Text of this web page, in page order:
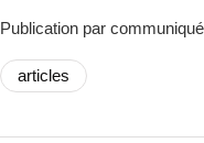
Publication par
articles